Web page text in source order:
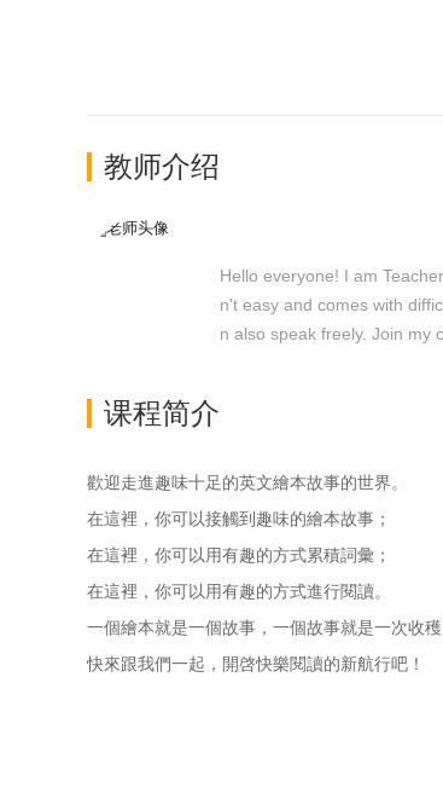
教师介绍
Hello everyone! I am
n't easy and comes with
n also speak freely. Join my
课程简介
歡迎走進趣味十足的英文繪本故事的世界。
在這裡，你可以接觸到趣味的繪本故事；
在這裡，你可以用有趣的方式累積詞彙；
在這裡，你可以用有趣的方式進行閱讀。
一個繪本就是一個故事，一個故事就是一次收穫
快來跟我們一起，開啓快樂閱讀的新航行吧！